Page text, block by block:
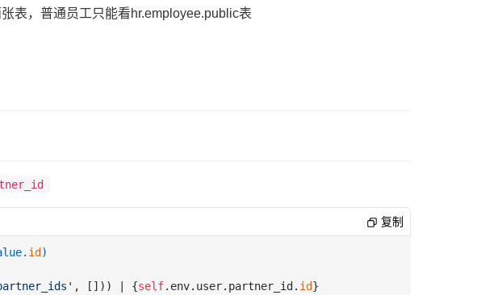
表，普通员工只能看hr.employee.public表
复制
id)
, [])) | {self.env.user.partner_id. id}